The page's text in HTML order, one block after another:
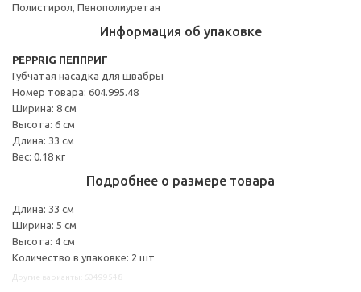
Полистирол, Пенополиуретан
Информация об упаковке
PEPPRIG ПЕППРИГ
Губчатая насадка для швабры
Номер товара: 604.995.48
Ширина: 8 см
Высота: 6 см
Длина: 33 см
Вес: 0.18 кг
Подробнее о размере товара
Длина: 33 см
Ширина: 5 см
Высота: 4 см
Количество в упаковке: 2 шт